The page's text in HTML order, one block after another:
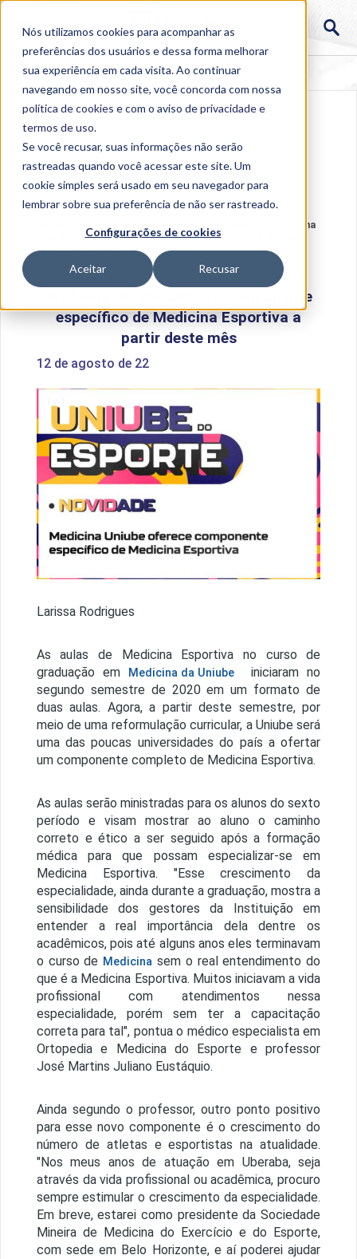
Nós utilizamos cookies para acompanhar as
preferências dos usuários e dessa forma melhorar
sua experiência em cada visita. Ao continuar
navegando em nosso site, você concorda com nossa
política de cookies e com o aviso deprivacidade e
termos de uso.
Se você recusar, suas informações não serão
rastreadas quando você acessar este site. Um
cookie simples será usado em seu navegador para
lembrar sobre sua preferência de não ser rastreado.
Configurações de cookies
Aceitar Recusar
Medicina
Uniube oferece componente específico de Medicina
Esportiva a partir deste mês
Medicina Uniube oferece componente
específico de Medicina Esportiva a
partir deste mês
12 de agosto de 22
Larissa Rodrigues
As aulas de Medicina Esportiva no curso de
graduação em Medicina da Uniube iniciaram no
segundo semestre de 2020 em um formato de
duas aulas. Agora, a partir deste semestre, por
meio de uma reformulação curricular, a Uniube será
uma das poucas universidades do país a ofertar
um componente completo de Medicina Esportiva.
As aulas serão ministradas para os alunos do sexto
período e visam mostrar ao aluno o caminho
correto e ético a ser seguido após a formação
médica para que possam especializar-se em
Medicina Esportiva. "Esse crescimento da
especialidade, ainda durante a graduação, mostra a
sensibilidade dos gestores da Instituição em
entender a real importância dela dentre os
acadêmicos, pois até alguns anos eles terminavam
o curso de Medicina sem o real entendimento do
que é a Medicina Esportiva. Muitos iniciavam a vida
profissional com atendimentos nessa
especialidade, porém sem ter a capacitação
correta para tal", pontua o médico especialista em
Ortopedia e Medicina do Esporte e professor
José Martins Juliano Eustáquio.
Ainda segundo o professor, outro ponto positivo
para esse novo componente é o crescimento do
número de atletas e esportistas na atualidade.
"Nos meus anos de atuação em Uberaba, seja
através da vida profissional ou acadêmica, procuro
sempre estimular o crescimento da especialidade.
Em breve, estarei como presidente da Sociedade
Mineira de Medicina do Exercício e do Esporte,
com sede em Belo Horizonte, e aí poderei ajudar